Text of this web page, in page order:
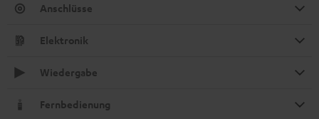
Anschlüsse
Elektronik
Wiedergabe
Fernbedienung